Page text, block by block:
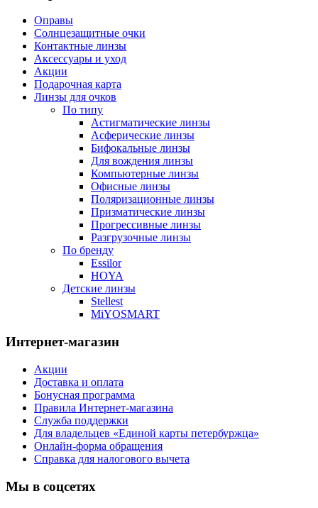
Оправы
Солнцезащитные очки
Контактные линзы
Аксессуары и уход
Акции
Подарочная карта
Линзы для очков
По типу
Астигматические линзы
Асферические линзы
Бифокальные линзы
Для вождения линзы
Компьютерные линзы
Офисные линзы
Поляризационные линзы
Призматические линзы
Прогрессивные линзы
Разгрузочные линзы
По бренду
Essilor
HOYA
Детские линзы
Stellest
MiYOSMART
Интернет-магазин
Акции
Доставка и оплата
Бонусная программа
Правила Интернет-магазина
Служба поддержки
Для владельцев «Единой карты петербуржца»
Онлайн-форма обращения
Справка для налогового вычета
Мы в соцсетях